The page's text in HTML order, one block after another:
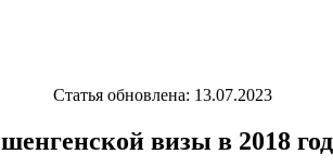
Статья обновлена: 13.07.2023
визы в 2018